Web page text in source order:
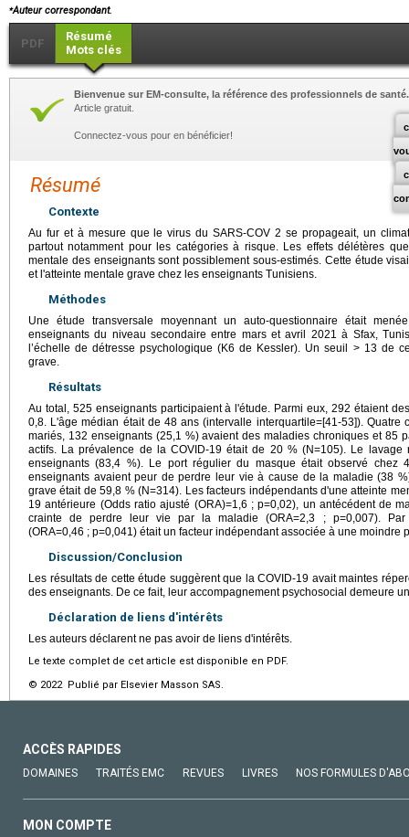
⁎Auteur correspondant.
PDF
Résumé
Mots clés
Bienvenue sur EM-consulte, la référence des professionnels de santé.
Article gratuit.
Connectez-vous pour en bénéficier!
Résumé
Contexte
Au fur et à mesure que le virus du SARS-COV 2 se propageait, un
partout notamment pour les catégories à risque. Les effets délétères
mentale des enseignants sont possiblement sous-estimés. Cette étude
et l'atteinte mentale grave chez les enseignants Tunisiens.
Méthodes
Une étude transversale moyennant un auto-questionnaire était
enseignants du niveau secondaire entre mars et avril 2021 à Sfax,
l’échelle de détresse psychologique (K6 de Kessler). Un seuil > 13 de
grave.
Résultats
Au total, 525 enseignants participaient à l'étude. Parmi eux, 292 étaient
0,8. L'âge médian était de 48 ans (intervalle interquartile=[41-53]). Quatre
mariés, 132 enseignants (25,1 %) avaient des maladies chroniques et 85
actifs. La prévalence de la COVID-19 était de 20 % (N=105). Le
enseignants (83,4 %). Le port régulier du masque était observé chez
enseignants avaient peur de perdre leur vie à cause de la maladie (38
grave était de 59,8 % (N=314). Les facteurs indépendants d'une atteinte
19 antérieure (Odds ratio ajusté (ORA)=1,6 ; p=0,02), un antécédent de
crainte de perdre leur vie par la maladie (ORA=2,3 ; p=0,007).
(ORA=0,46 ; p=0,041) était un facteur indépendant associée à une moindre
Discussion/Conclusion
Les résultats de cette étude suggèrent que la COVID-19 avait maintes
des enseignants. De ce fait, leur accompagnement psychosocial demeure
Déclaration de liens d'intérêts
Les auteurs déclarent ne pas avoir de liens d'intérêts.
Le texte complet de cet article est disponible en PDF.
© 2022 Publié par Elsevier Masson SAS.
ACCÈS RAPIDES
DOMAINES TRAITÉS EMC REVUES LIVRES NOS FORMULES
MON COMPTE